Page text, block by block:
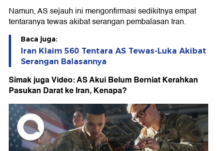
Namun, AS sejauh ini mengonfirmasi sedikitnya empat
tentaranya tewas akibat serangan pembalasan Iran.
Baca juga:
Iran Klaim 560 Tentara AS Tewas-Luka Akibat
Serangan Balasannya
Simak juga Video: AS Akui Belum Berniat Kerahkan
Pasukan Darat ke Iran, Kenapa?